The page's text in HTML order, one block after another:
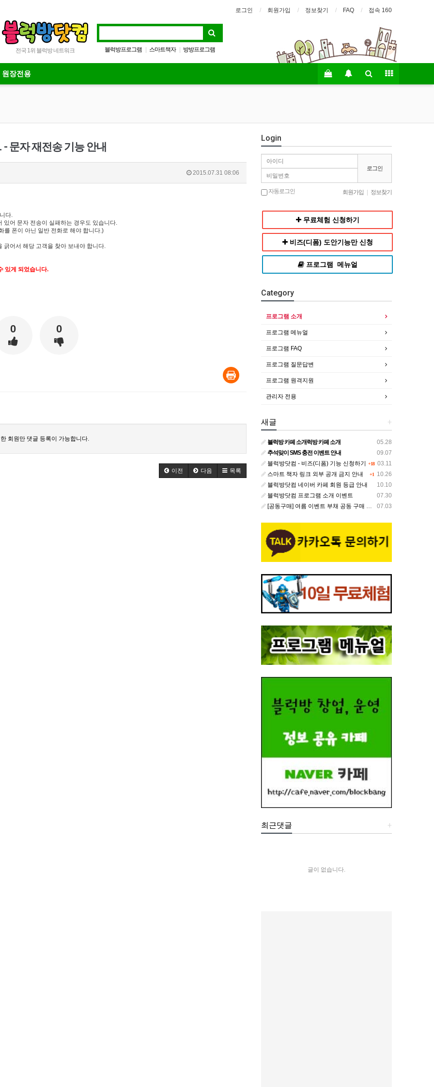
로그인 회원가입 정보찾기 FAQ 접속 160
전국 1위 블럭방 네트워크 블럭방프로그램 스마트책자
방방프로그램
원장전용
문자 재전송 기능 안내
2015.07.31 08:06
다.
있어 문자 전송이 실패하는 경우도 있습니다.
를 폰이 아닌 일반 전화로 해야 합니다.)
긁어서 해당 고객을 찾아 보내야 합니다.
있게 되었습니다.
0 0
회원만 댓글 등록이 가능합니다.
이전 다음 목록
Login
로그인
자동로그인 회원가입 정보찾기
무료체험 신청하기
비즈(디폼) 도안기능만 신청
프로그램 메뉴얼
Category
프로그램 소개
프로그램 메뉴얼
프로그램 FAQ
프로그램 질문답변
프로그램 원격지원
관리자 전용
+
새글
05.28
블럭방 카페 소개럭방 카페 소개
09.07
추석맞이 SMS 충전 이벤트 안내
+18 03.11
블럭방닷컴 - 비즈(디폼) 기능 신청하기
+1 10.26
스마트 책자 링크 외부 공개 금지 안내
10.10
블럭방닷컴 네이버 카페 회원 등급 안내
07.30
블럭방닷컴 프로그램 소개 이벤트
07.03
[공동구매] 여름 이벤트 부채 공동 구매 안내
+
최근댓글
글이 없습니다.